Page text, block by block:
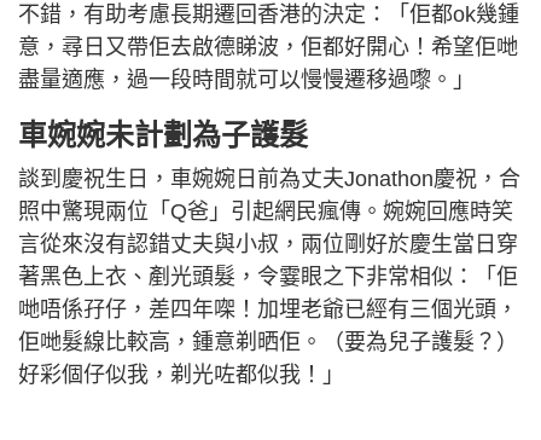
不錯，有助考慮長期遷回香港的決定：「佢都ok幾鍾
意，尋日又帶佢去啟德睇波，佢都好開心！希望佢哋
盡量適應，過一段時間就可以慢慢遷移過嚟。」
車婉婉未計劃為子護髮
談到慶祝生日，車婉婉日前為丈夫Jonathon慶祝，合
照中驚現兩位「Q爸」引起網民瘋傳。婉婉回應時笑
言從來沒有認錯丈夫與小叔，兩位剛好於慶生當日穿
著黑色上衣、剷光頭髮，令霎眼之下非常相似：「佢
哋唔係孖仔，差四年㗎！加埋老爺已經有三個光頭，
佢哋髮線比較高，鍾意剃晒佢。（要為兒子護髮？）
好彩個仔似我，剃光咗都似我！」